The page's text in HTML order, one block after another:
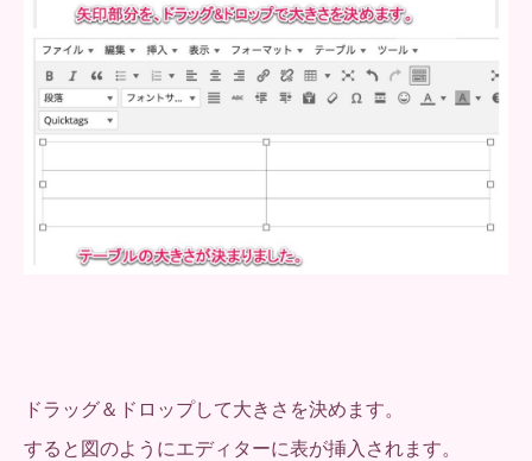
ドラッグ＆ドロップして大きさを決めます。
すると図のようにエディターに表が挿入されます。